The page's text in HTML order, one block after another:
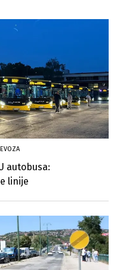
autobusa:
linije